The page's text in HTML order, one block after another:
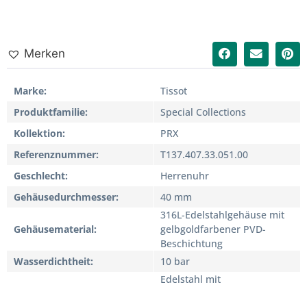
Merken
Marke
Tissot
Produktfamilie
Special Collections
Kollektion
PRX
Referenznummer
T137.407.33.051.00
Geschlecht
Herrenuhr
Gehäusedurchmesser
40 mm
Gehäusematerial
316L-Edelstahlgehäuse mit
gelbgoldfarbener PVD-
Beschichtung
Wasserdichtheit
10 bar
Edelstahl mit